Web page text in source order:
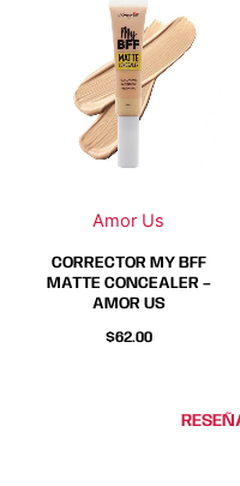
Amor Us
producto
tiene
múltiples
variantes.
opciones
pueden
elegir
en
la
página
CORRECTOR MY BFF
MATTE CONCEALER –
AMOR US
$62.00
producto
tiene
múltiples
pueden
elegir
en
la
página